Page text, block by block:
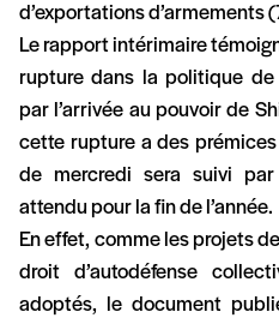
d’exportations d’armements
Le rapport intérimaire
rupture dans la politique
par l’arrivée au pouvoir de
cette rupture a des
de mercredi sera suivi
attendu pour la fin de l’année.
En effet, comme les projets
droit d’autodéfense
adoptés, le document